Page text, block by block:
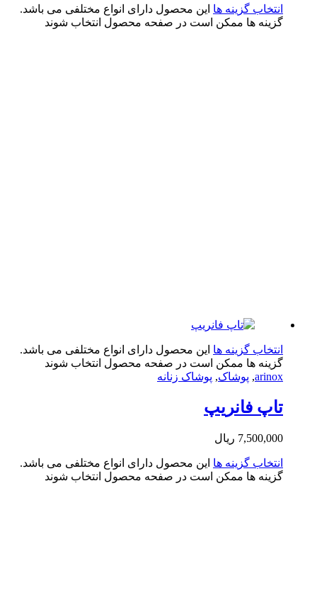
گزینه ها این محصول دارای انواع مختلفی می باشد.
ها ممکن است در صفحه محصول انتخاب شوند
گزینه ها این محصول دارای انواع مختلفی می باشد.
ها ممکن است در صفحه محصول انتخاب شوند
پوشاک,پوشاک زنانه
فانریپ
ریال
گزینه ها این محصول دارای انواع مختلفی می باشد.
ها ممکن است در صفحه محصول انتخاب شوند